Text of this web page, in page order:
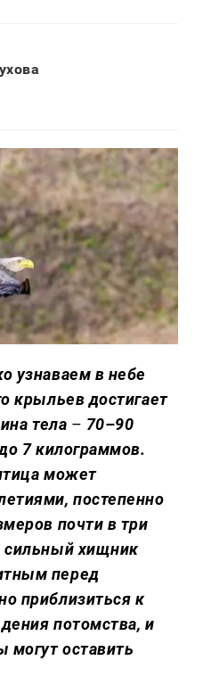
узнаваем в небе
крыльев достигает
тела – 70–90
7 килограммов.
может
постепенно
почти в три
сильный хищник
перед
приблизиться к
потомства, и
могут оставить